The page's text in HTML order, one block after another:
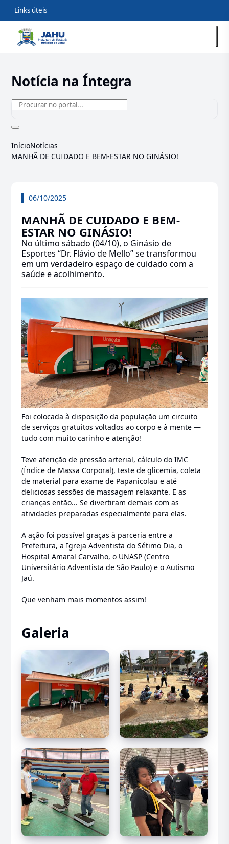
Links úteis
Notícia na Íntegra
InícioNotícias
MANHÃ DE CUIDADO E BEM-ESTAR NO GINÁSIO!
06/10/2025
MANHÃ DE CUIDADO E BEM-
ESTAR NO GINÁSIO!
No último sábado (04/10), o Ginásio de
Esportes “Dr. Flávio de Mello” se transformou
em um verdadeiro espaço de cuidado com a
saúde e acolhimento.
Foi colocada à disposição da população um circuito
de serviços gratuitos voltados ao corpo e à mente —
tudo com muito carinho e atenção!
Teve aferição de pressão arterial, cálculo do IMC
(Índice de Massa Corporal), teste de glicemia, coleta
de material para exame de Papanicolau e até
deliciosas sessões de massagem relaxante. E as
crianças então... Se divertiram demais com as
atividades preparadas especialmente para elas.
A ação foi possível graças à parceria entre a
Prefeitura, a Igreja Adventista do Sétimo Dia, o
Hospital Amaral Carvalho, o UNASP (Centro
Universitário Adventista de São Paulo) e o Autismo
Jaú.
Que venham mais momentos assim!
Galeria